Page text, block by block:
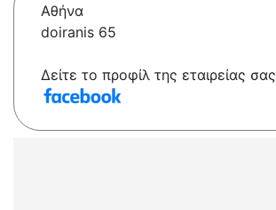
Αθήνα
doiranis 65
Δείτε το προφίλ της εταιρείας σας